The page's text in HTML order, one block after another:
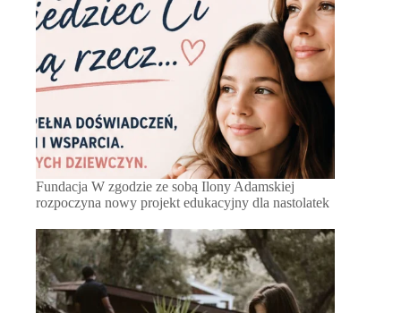
Fundacja W zgodzie ze sobą Ilony Adamskiej
rozpoczyna nowy projekt edukacyjny dla nastolatek